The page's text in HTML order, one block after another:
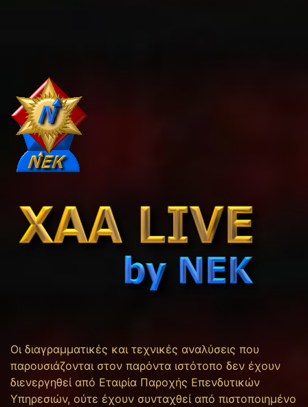
Οι διαγραμματικές και τεχνικές αναλύσεις που
παρουσιάζονται στον παρόντα ιστότοπο δεν έχουν
διενεργηθεί από Εταιρία Παροχής Επενδυτικών
Υπηρεσιών, ούτε έχουν συνταχθεί από πιστοποιημένο